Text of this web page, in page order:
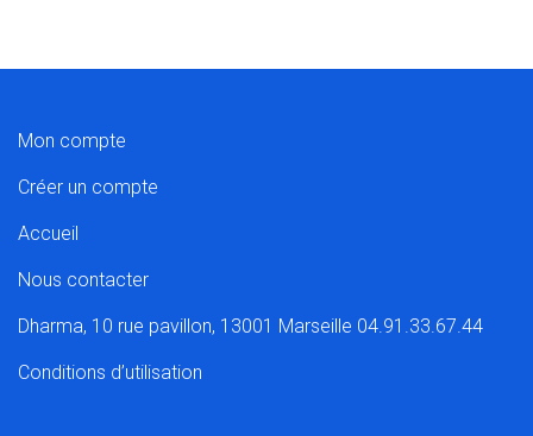
Mon compte
Créer un compte
Accueil
Nous contacter
Dharma, 10 rue pavillon, 13001 Marseille 04.91.33.67.44
Conditions d’utilisation